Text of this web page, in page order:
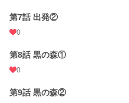
24h.ポイント 0 pt
文字数
更新日時 2023.10.03 20:14
初回完結日時 2023.10.03 20:14
第7話 出発②
0
第8話 黒の森①
0
第9話 黒の森②